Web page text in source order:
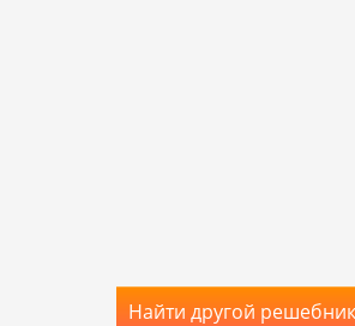
Найти другой